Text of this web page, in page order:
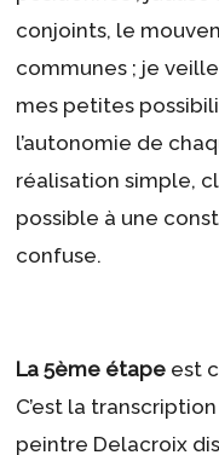
conjoints, le
communes ; je
mes petites
l’autonomie de
réalisation simple,
possible à une
confuse.
La 5ème étape est
C’est la
peintre Delacroix